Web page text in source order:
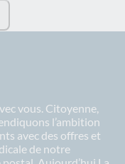
vous. Citoyenne,
l’ambition
avec des offres et
de notre